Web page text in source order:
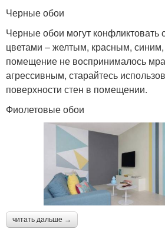
Черные обои
Черные обои могут конфликтовать
цветами – желтым, красным,
помещение не воспринималось
агрессивным, старайтесь
поверхности стен в помещении.
Фиолетовые обои
читать дальше →